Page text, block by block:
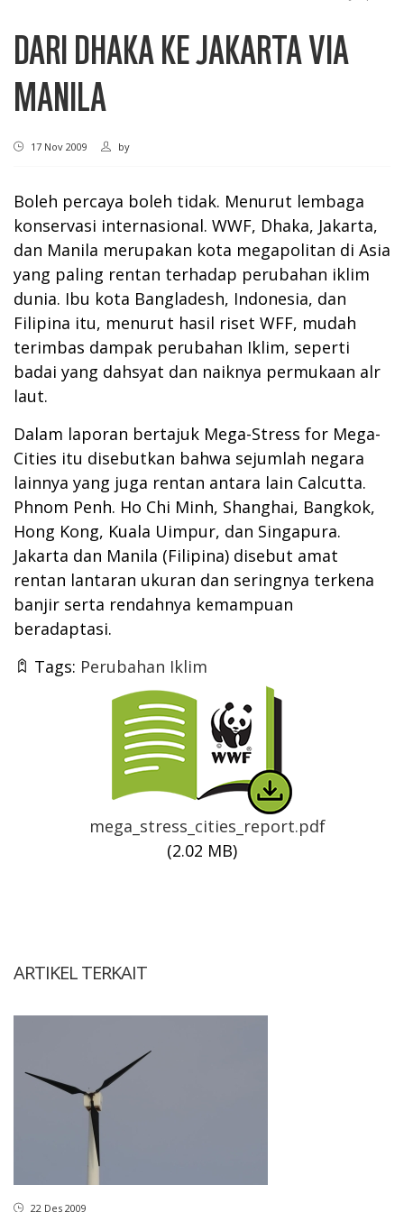
DARI DHAKA KE JAKARTA VIA
MANILA
17 Nov 2009 by
Boleh percaya boleh tidak. Menurut lembaga
konservasi internasional. WWF, Dhaka, Jakarta,
dan Manila merupakan kota megapolitan di Asia
yang paling rentan terhadap perubahan iklim
dunia. Ibu kota Bangladesh, Indonesia, dan
Filipina itu, menurut hasil riset WFF, mudah
terimbas dampak perubahan Iklim, seperti
badai yang dahsyat dan naiknya permukaan alr
laut.
Dalam laporan bertajuk Mega-Stress for Mega-
Cities itu disebutkan bahwa sejumlah negara
lainnya yang juga rentan antara lain Calcutta.
Phnom Penh. Ho Chi Minh, Shanghai, Bangkok,
Hong Kong, Kuala Uimpur, dan Singapura.
Jakarta dan Manila (Filipina) disebut amat
rentan lantaran ukuran dan seringnya terkena
banjir serta rendahnya kemampuan
beradaptasi.
Tags: Perubahan Iklim
Thumbnail
mega_stress_cities_report.pdf
(2.02 MB)
ARTIKEL TERKAIT
22 Des 2009